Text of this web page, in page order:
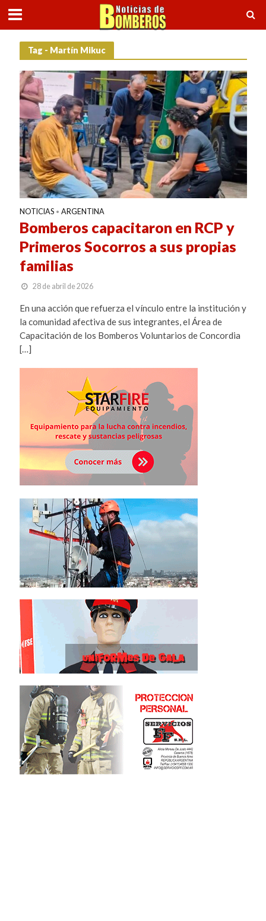
Tag - Martín Mikuc
NOTICIAS • ARGENTINA
Bomberos capacitaron en RCP y
Primeros Socorros a sus propias
familias
28 de abril de 2026
En una acción que refuerza el vínculo entre la institución y
la comunidad afectiva de sus integrantes, el Área de
Capacitación de los Bomberos Voluntarios de Concordia
[…]